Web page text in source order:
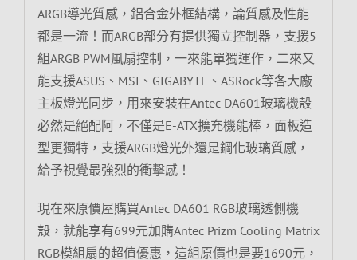
ARGB導光質感，鋁合金外框結構，論質感及性能
都是一流！而ARGB部分有提供獨立控制器，支援5
組ARGB PWM風扇控制，一來能單獨運作，二來又
能支援ASUS、MSI、GIGABYTE、ASRock等各大廠
主板燈光同步，用來安裝在Antec DA601玻璃機殼
必然是絕配阿，不僅是E-ATX擴充機能棒，面板造
型更獨特，支援ARGB燈光外還是鋼化玻璃質感，
給予視覺最強烈的衝擊感！
現在來原價屋購買Antec DA601 RGB玻璃透側機
殼，就能享有699元加購Antec Prizm Cooling Matrix
RGB模組扇的超值優惠，這組原價也是要1690元，